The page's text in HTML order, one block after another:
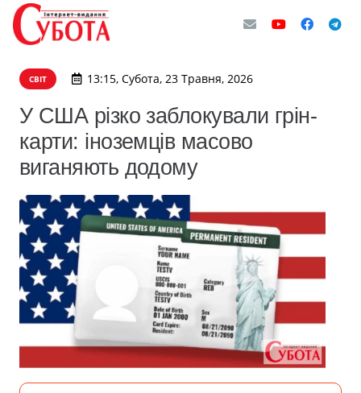
СВІТ 13:15, Субота, 23 Травня, 2026
У США різко заблокували грін-
карти: іноземців масово
виганяють додому